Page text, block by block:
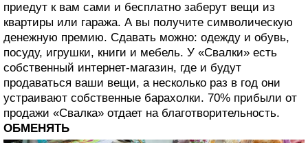
приедут к вам сами и бесплатно заберут вещи из
квартиры или гаража. А вы получите символическую
денежную премию. Сдавать можно: одежду и обувь,
посуду, игрушки, книги и мебель. У «Свалки» есть
собственный интернет-магазин, где и будут
продаваться ваши вещи, а несколько раз в год они
устраивают собственные барахолки. 70% прибыли от
продажи «Свалка» отдает на благотворительность.
ОБМЕНЯТЬ